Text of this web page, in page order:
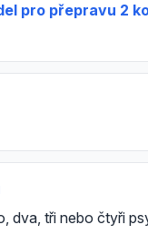
pro přepravu 2
dva, tři nebo čtyři